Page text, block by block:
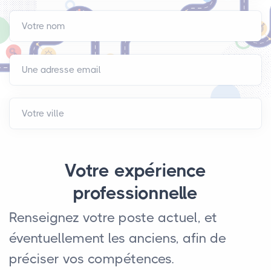
Votre nom
Une adresse email
Votre ville
Votre expérience
professionnelle
Renseignez votre poste actuel, et
éventuellement les anciens, afin de
préciser vos compétences.